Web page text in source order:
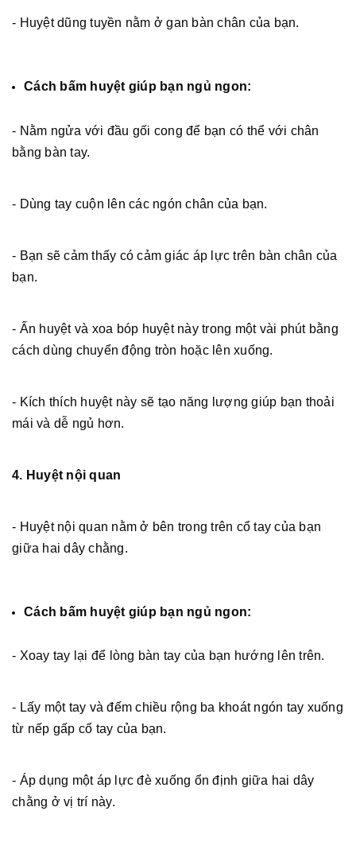
- Huyệt dũng tuyền nằm ở gan bàn chân của bạn.
Cách bấm huyệt giúp bạn ngủ ngon:
- Nằm ngửa với đầu gối cong để bạn có thể với chân
bằng bàn tay.
- Dùng tay cuộn lên các ngón chân của bạn.
- Bạn sẽ cảm thấy có cảm giác áp lực trên bàn chân của
bạn.
- Ấn huyệt và xoa bóp huyệt này trong một vài phút bằng
cách dùng chuyển động tròn hoặc lên xuống.
- Kích thích huyệt này sẽ tạo năng lượng giúp bạn thoải
mái và dễ ngủ hơn.
4. Huyệt nội quan
- Huyệt nội quan nằm ở bên trong trên cổ tay của bạn
giữa hai dây chằng.
Cách bấm huyệt giúp bạn ngủ ngon:
- Xoay tay lại để lòng bàn tay của bạn hướng lên trên.
- Lấy một tay và đếm chiều rộng ba khoát ngón tay xuống
từ nếp gấp cổ tay của bạn.
- Áp dụng một áp lực đè xuống ổn định giữa hai dây
chằng ở vị trí này.